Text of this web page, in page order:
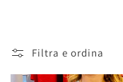
:
Filtra e ordina